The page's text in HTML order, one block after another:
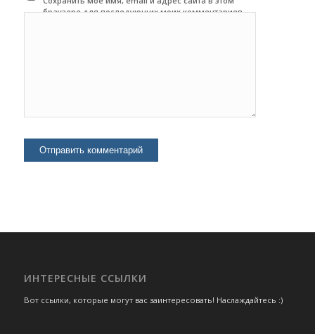
браузере для последующих моих комментариев.
ИНТЕРЕСНЫЕ ССЫЛКИ
Вот ссылки, которые могут вас заинтересовать! Наслаждайтесь :)